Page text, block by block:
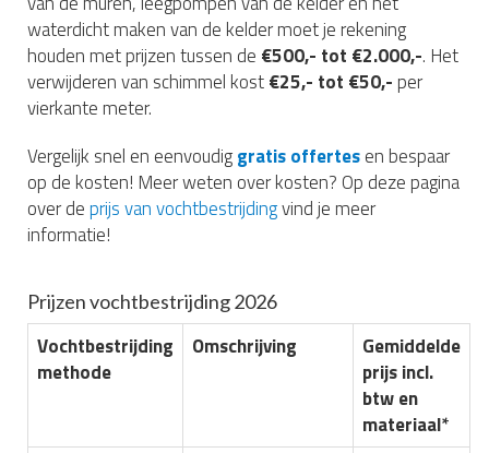
waterdicht maken van de kelder moet je rekening
houden met prijzen tussen de €500,- tot €2.000,-. Het
verwijderen van schimmel kost€25,- tot €50,- per
vierkante meter.
Vergelijk snel en eenvoudiggratis offertesen bespaar
op de kosten! Meer weten over kosten? Op deze pagina
over deprijs van vochtbestrijdingvind je meer
informatie!
Prijzen vochtbestrijding 2026
Vochtbestrijding
methode
Omschrijving
Gemiddelde
prijs incl.
btw en
materiaal*